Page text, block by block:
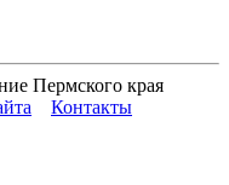
Пермского края
Контакты